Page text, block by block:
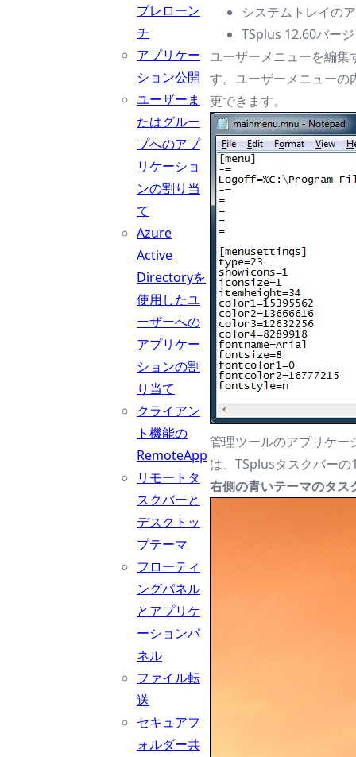
プレローン
チ
アプリケー
ション公開
ユーザーま
たはグルー
プへのアプ
リケーショ
ンの割り当
て
Azure
Active
Directoryを
使用したユ
ーザーへの
アプリケー
ションの割
り当て
クライアン
ト機能の
RemoteApp
リモートタ
スクバーと
デスクトッ
プテーマ
フローティ
ングパネル
とアプリケ
ーションパ
ネル
ファイル転
送
セキュアフ
ォルダー共
システムトレイの
TSplus 12.60バー
ユーザーメニューを編
す。ユーザーメニュー
更できます。
管理ツールのアプリケ
は、TSplusタスクバー
右側の青いテーマのタス